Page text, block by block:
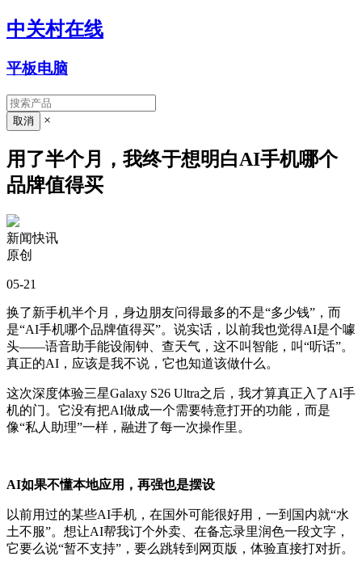
中关村在线
平板电脑
×
用了半个月，我终于想明白AI手机哪个
品牌值得买
新闻快讯
原创
05-21
换了新手机半个月，身边朋友问得最多的不是“多少钱”，而
是“AI手机哪个品牌值得买”。说实话，以前我也觉得AI是个噱
头——语音助手能设闹钟、查天气，这不叫智能，叫“听话”。
真正的AI，应该是我不说，它也知道该做什么。
这次深度体验三星Galaxy S26 Ultra之后，我才算真正入了AI手
机的门。它没有把AI做成一个需要特意打开的功能，而是
像“私人助理”一样，融进了每一次操作里。
AI如果不懂本地应用，再强也是摆设
以前用过的某些AI手机，在国外可能很好用，一到国内就“水
土不服”。想让AI帮我订个外卖、在备忘录里润色一段文字，
它要么说“暂不支持”，要么跳转到网页版，体验直接打对折。